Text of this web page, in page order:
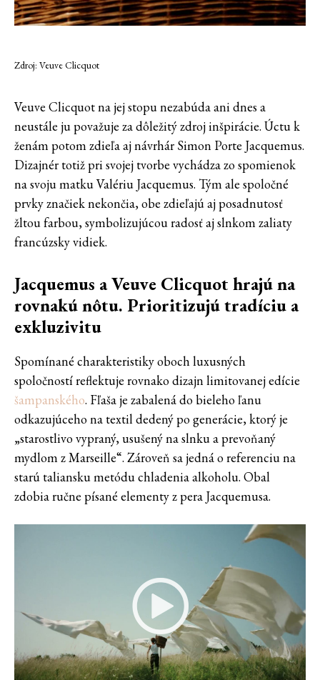
Zdroj: Veuve Clicquot
Veuve Clicquot na jej stopu nezabúda ani dnes a
neustále ju považuje za dôležitý zdroj inšpirácie. Úctu k
ženám potom zdieľa aj návrhár Simon Porte Jacquemus.
Dizajnér totiž pri svojej tvorbe vychádza zo spomienok
na svoju matku Valériu Jacquemus. Tým ale spoločné
prvky značiek nekončia, obe zdieľajú aj posadnutosť
žltou farbou, symbolizujúcou radosť aj slnkom zaliaty
francúzsky vidiek.
Jacquemus a Veuve Clicquot hrajú na
rovnakú nôtu. Prioritizujú tradíciu a
exkluzivitu
Spomínané charakteristiky oboch luxusných
spoločností reflektuje rovnako dizajn limitovanej edície
šampanského. Fľaša je zabalená do bieleho ľanu
odkazujúceho na textil dedený po generácie, ktorý je
„starostlivo vypraný, usušený na slnku a prevoňaný
mydlom z Marseille“. Zároveň sa jedná o referenciu na
starú taliansku metódu chladenia alkoholu. Obal
zdobia ručne písané elementy z pera Jacquemusa.